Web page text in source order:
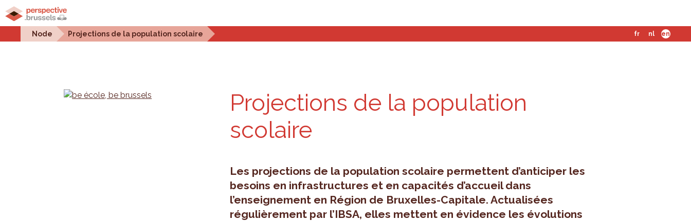
Home Urban projects
Node Projections de la population scolaire fr nl en
Projections de la population
scolaire
Les projections de la population scolaire permettent d’anticiper les
besoins en infrastructures et en capacités d’accueil dans
l’enseignement en Région de Bruxelles-Capitale. Actualisées
régulièrement par l’IBSA, elles mettent en évidence les évolutions